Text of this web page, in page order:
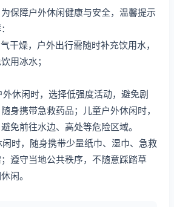
保障户外休闲健康与安全，温馨提示
干燥，户外出行需随时补充饮用水，
用冰水；
休闲时，选择低强度活动，避免剧
身携带急救药品；儿童户外休闲时，
免前往水边、高处等危险区域。
时，随身携带少量纸巾、湿巾、急救
遵守当地公共秩序，不随意踩踏草
闲。